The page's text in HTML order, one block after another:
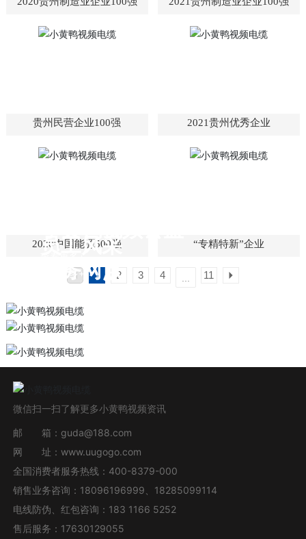
贵州民营企业100强 2021贵州优秀企业
2020中国能源500强 “专精特新”企业
1 2 3 4 ... 11
员工风采
查看更多+
服务网点
微信扫一扫了解更多小黄鸭视频资讯
邮 箱： guda@188.com
网 址： www.uugogo.com
全国消费者服务热线： 400-8379-000
销售业务咨询： 18096196999
18285099114
电线防伪、红包咨询： 183 1166 5252
售后服务： 17630129055